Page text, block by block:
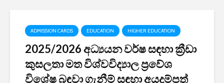
ADMISSION CARDS EDUCATION HIGHER EDUCATION
2025/2026 අධ්‍යයන වර්ෂ සඳහා ක්‍රීඩා
කුසලතා මත විශ්වවිද්‍යාල ප්‍රවේශ
විශේෂ බඳවා ගැනීම් සඳහා අයදුම්පත්